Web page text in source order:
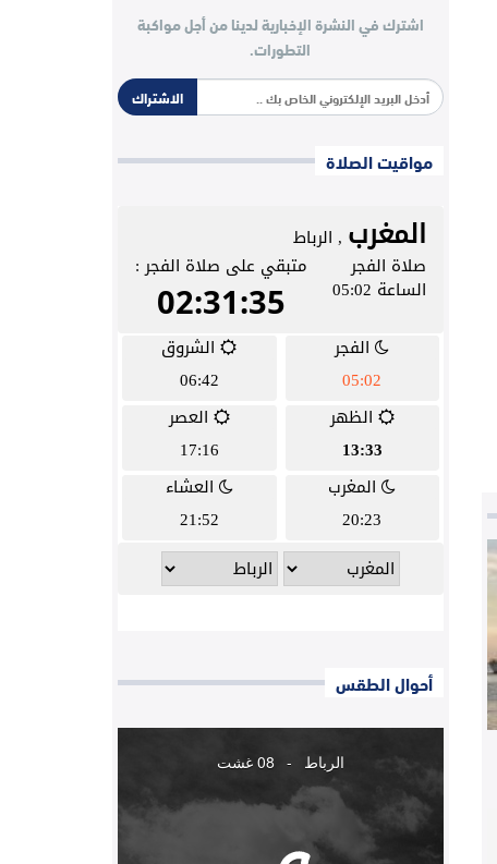
اشترك في النشرة الإخبارية لدينا من أجل مواكبة
التطورات.
الاشتراك
مواقيت الصلاة
أحوال الطقس
الرباط - 08 غشت